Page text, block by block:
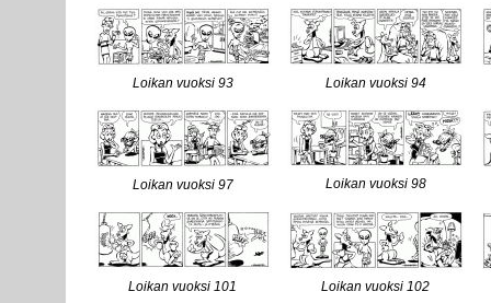
Loikan vuoksi 93 Loikan vuoksi 94
Loikan vuoksi 97 Loikan vuoksi 98
Loikan vuoksi 101 Loikan vuoksi 102